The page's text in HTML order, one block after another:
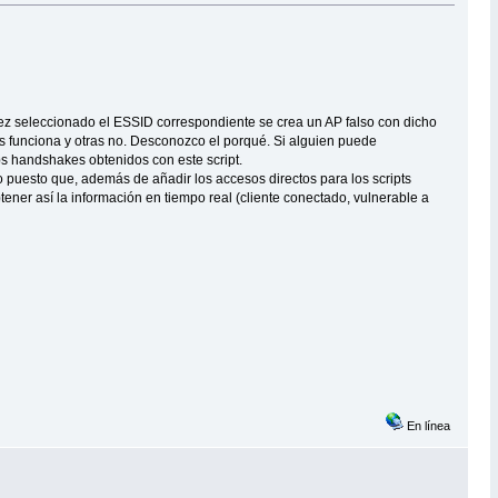
seleccionado el ESSID correspondiente se crea un AP falso con dicho
y otras no. Desconozco el porqué. Si alguien puede
handshakes obtenidos con este script.
que, además de añadir los accesos directos para los scripts
así la información en tiempo real (cliente conectado, vulnerable a
En línea